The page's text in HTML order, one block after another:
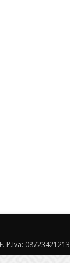
P.Iva: 08723421213